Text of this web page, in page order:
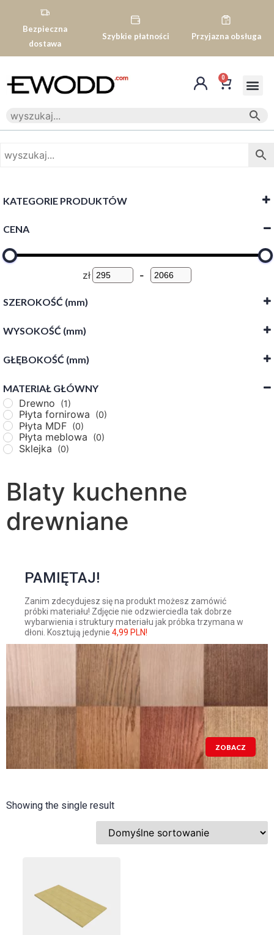
Bezpieczna
dostawa
Szybkie płatności Przyjazna obsługa
0
KATEGORIE PRODUKTÓW
CENA
zł -
SZEROKOŚĆ (mm)
WYSOKOŚĆ (mm)
GŁĘBOKOŚĆ (mm)
MATERIAŁ GŁÓWNY
Drewno (1)
Płyta fornirowa (0)
Płyta MDF (0)
Płyta meblowa (0)
Sklejka (0)
Blaty kuchenne
drewniane
PAMIĘTAJ!
Zanim zdecydujesz się na produkt możesz zamówić
próbki materiału! Zdjęcie nie odzwierciedla tak dobrze
wybarwienia i struktury materiału jak próbka trzymana w
dłoni. Kosztują jedynie 4,99 PLN!
ZOBACZ
Showing the single result